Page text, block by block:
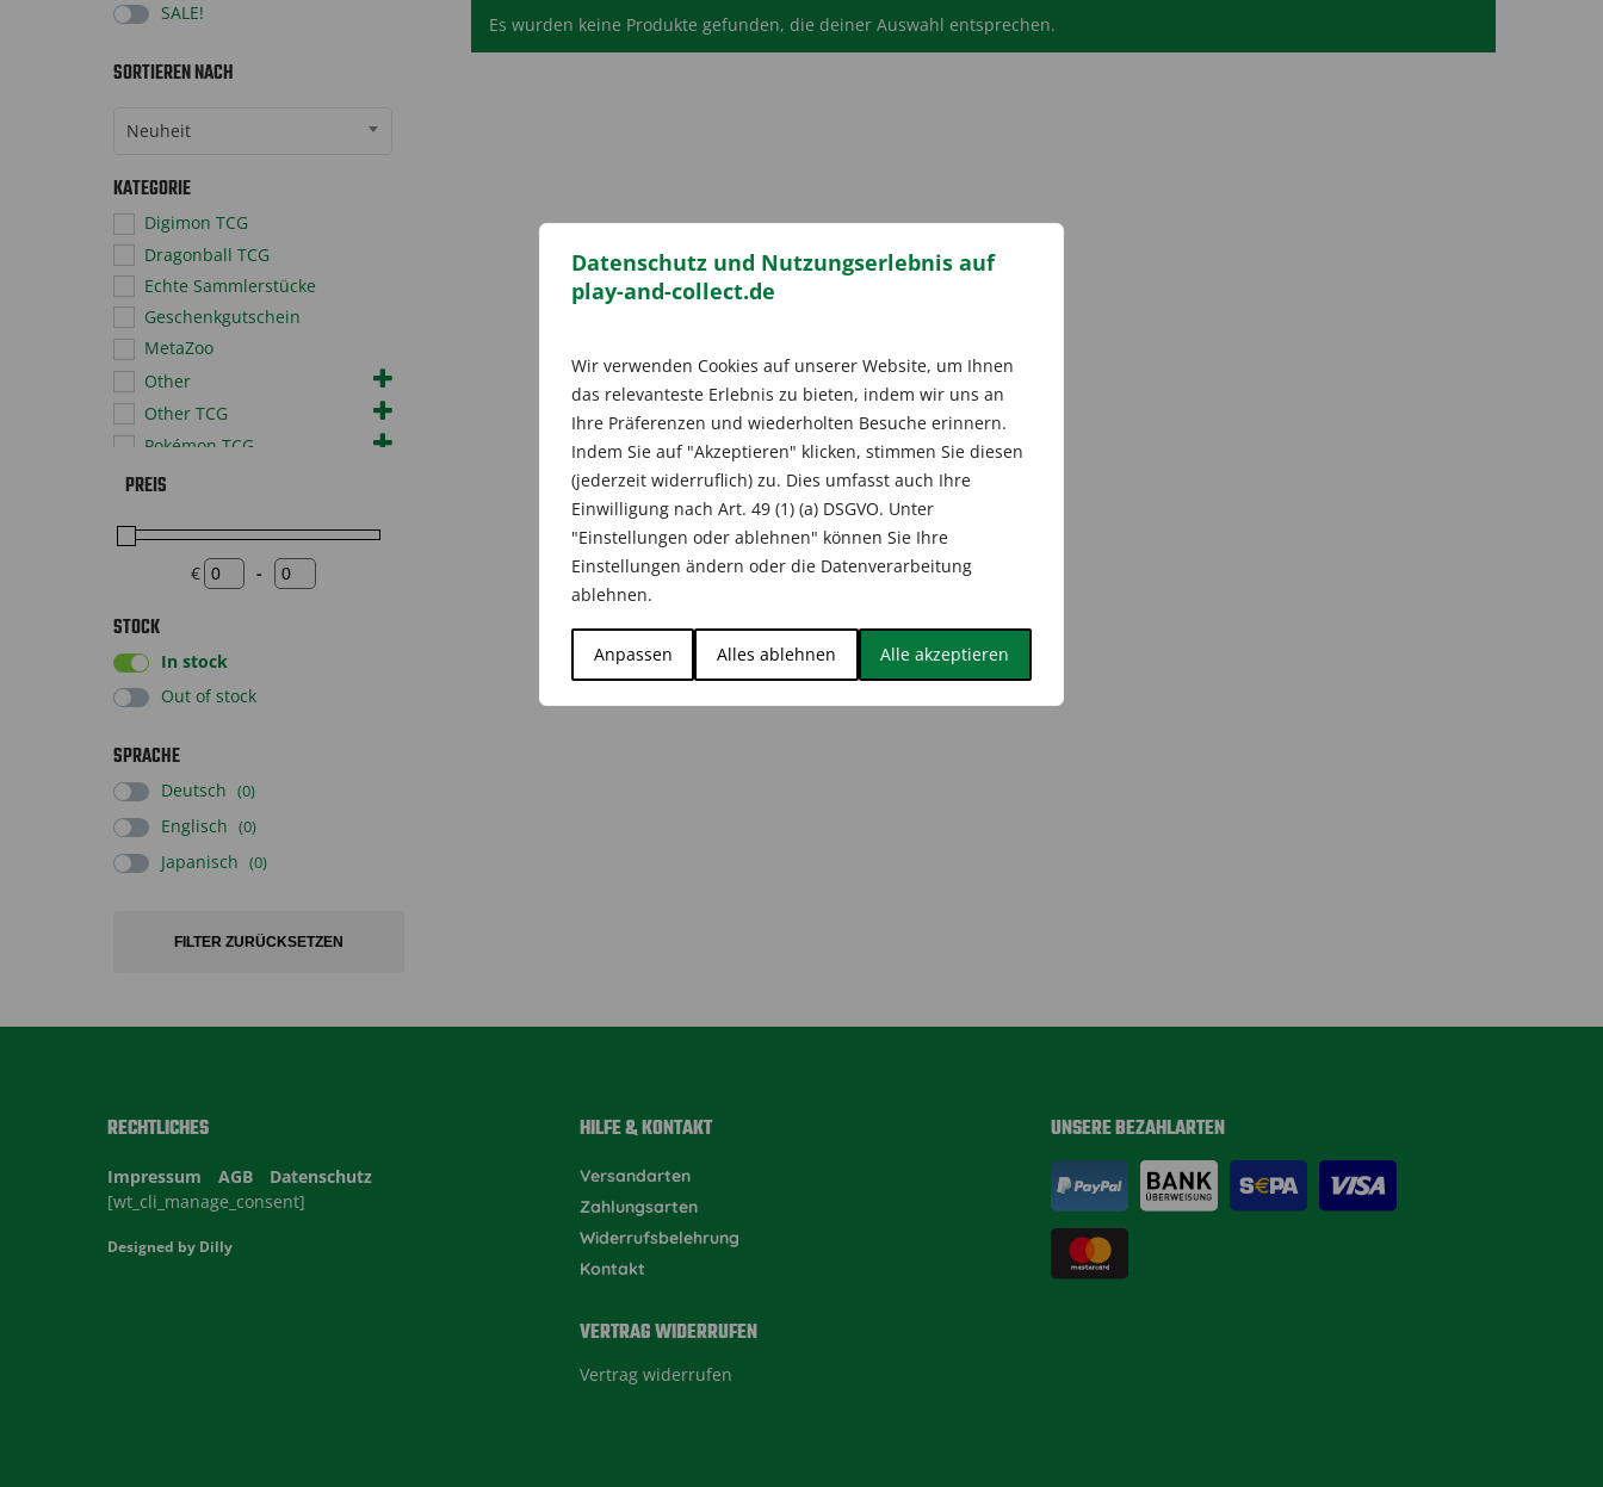
Datenschutz und Nutzungserlebnis auf
play-and-collect.de
Wir verwenden Cookies auf unserer Website, um Ihnen
das relevanteste Erlebnis zu bieten, indem wir uns an
Ihre Präferenzen und wiederholten Besuche erinnern.
Indem Sie auf "Akzeptieren" klicken, stimmen Sie diesen
(jederzeit widerruflich) zu. Dies umfasst auch Ihre
Einwilligung nach Art. 49 (1) (a) DSGVO. Unter
"Einstellungen oder ablehnen" können Sie Ihre
Einstellungen ändern oder die Datenverarbeitung
ablehnen.
Anpassen Alles ablehnen Alle akzeptieren
SALE!
SORTIEREN NACH
Neuheit
KATEGORIE
Digimon TCG
Dragonball TCG
Echte Sammlerstücke
Geschenkgutschein
MetaZoo
Other
Other TCG
Pokémon TCG
Sonstiges
Supplies
PREIS
€ Minimum Price
-
Maximum Price
STOCK
In stock
Out of stock
SPRACHE
Deutsch (0)
Englisch (0)
Japanisch (0)
FILTER ZURÜCKSETZEN
Es wurden keine Produkte gefunden, die deiner Auswahl entsprechen.
RECHTLICHES
Impressum AGB
Datenschutz
[wt_cli_manage_consent]
Designed by Dilly
HILFE & KONTAKT
Versandarten
Zahlungsarten
Widerrufsbelehrung
Kontakt
VERTRAG WIDERRUFEN
Vertrag widerrufen
UNSERE BEZAHLARTEN